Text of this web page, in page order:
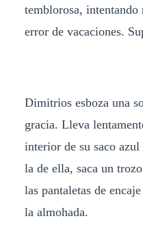
temblorosa,
error de vacaciones.
Dimitrios esboza una
gracia. Lleva
interior de su saco
la de ella, saca un
las pantaletas de
la almohada.